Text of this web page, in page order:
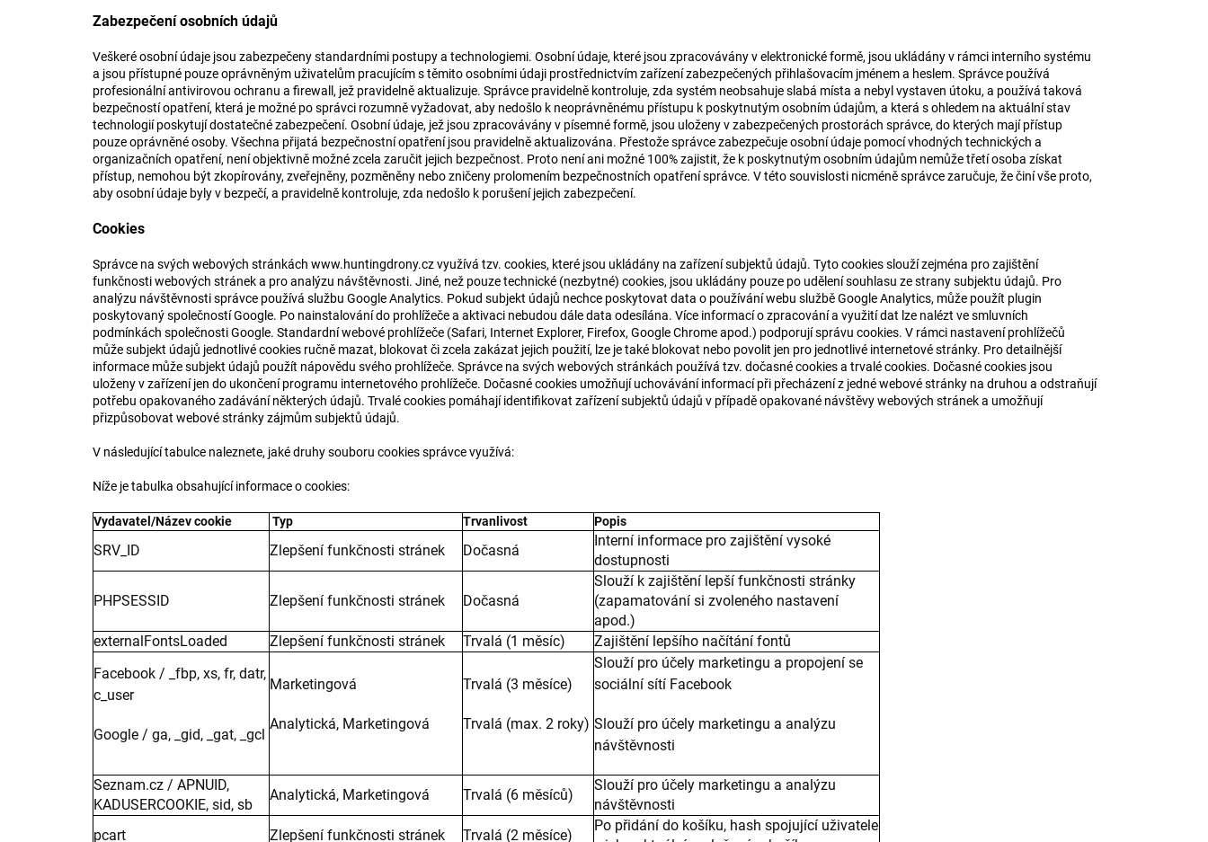
Zabezpečení osobních údajů
Veškeré osobní údaje jsou zabezpečeny standardními postupy a technologiemi. Osobní údaje, které jsou zpracovávány v elektronické formě, jsou ukládány v rámci interního systému
a jsou přístupné pouze oprávněným uživatelům pracujícím s těmito osobními údaji prostřednictvím zařízení zabezpečených přihlašovacím jménem a heslem. Správce používá
profesionální antivirovou ochranu a firewall, jež pravidelně aktualizuje. Správce pravidelně kontroluje, zda systém neobsahuje slabá místa a nebyl vystaven útoku, a používá taková
bezpečností opatření, která je možné po správci rozumně vyžadovat, aby nedošlo k neoprávněnému přístupu k poskytnutým osobním údajům, a která s ohledem na aktuální stav
technologií poskytují dostatečné zabezpečení. Osobní údaje, jež jsou zpracovávány v písemné formě, jsou uloženy v zabezpečených prostorách správce, do kterých mají přístup
pouze oprávněné osoby. Všechna přijatá bezpečnostní opatření jsou pravidelně aktualizována. Přestože správce zabezpečuje osobní údaje pomocí vhodných technických a
organizačních opatření, není objektivně možné zcela zaručit jejich bezpečnost. Proto není ani možné 100% zajistit, že k poskytnutým osobním údajům nemůže třetí osoba získat
přístup, nemohou být zkopírovány, zveřejněny, pozměněny nebo zničeny prolomením bezpečnostních opatření správce. V této souvislosti nicméně správce zaručuje, že činí vše proto,
aby osobní údaje byly v bezpečí, a pravidelně kontroluje, zda nedošlo k porušení jejich zabezpečení.
Cookies
Správce na svých webových stránkách www.huntingdrony.czvyužívá tzv. cookies, které jsou ukládány na zařízení subjektů údajů. Tyto cookies slouží zejména pro zajištění
funkčnosti webových stránek a pro analýzu návštěvnosti. Jiné, než pouze technické (nezbytné) cookies, jsou ukládány pouze po udělení souhlasu ze strany subjektu údajů. Pro
analýzu návštěvnosti správce používá službu Google Analytics. Pokud subjekt údajů nechce poskytovat data o používání webu službě Google Analytics, může použít plugin
poskytovaný společností Google. Po nainstalování do prohlížeče a aktivaci nebudou dále data odesílána. Více informací o zpracování a využití dat lze nalézt ve smluvních
podmínkách společnosti Google. Standardní webové prohlížeče (Safari, Internet Explorer, Firefox, Google Chrome apod.) podporují správu cookies. V rámci nastavení prohlížečů
může subjekt údajů jednotlivé cookies ručně mazat, blokovat či zcela zakázat jejich použití, lze je také blokovat nebo povolit jen pro jednotlivé internetové stránky. Pro detailnější
informace může subjekt údajů použít nápovědu svého prohlížeče. Správce na svých webových stránkách používá tzv. dočasné cookies a trvalé cookies. Dočasné cookies jsou
uloženy v zařízení jen do ukončení programu internetového prohlížeče. Dočasné cookies umožňují uchovávání informací při přecházení z jedné webové stránky na druhou a odstraňují
potřebu opakovaného zadávání některých údajů. Trvalé cookies pomáhají identifikovat zařízení subjektů údajů v případě opakované návštěvy webových stránek a umožňují
přizpůsobovat webové stránky zájmům subjektů údajů.
V následující tabulce naleznete, jaké druhy souboru cookies správce využívá:
Níže je tabulka obsahující informace o cookies:
Vydavatel/Název cookie Typ Trvanlivost Popis
SRV_ID Zlepšení funkčnosti stránek Dočasná
Interní informace pro zajištění vysoké
dostupnosti
PHPSESSID Zlepšení funkčnosti stránek Dočasná
Slouží k zajištění lepší funkčnosti stránky
(zapamatování si zvoleného nastavení
apod.)
externalFontsLoaded
Zlepšení funkčnosti stránek Trvalá (1 měsíc)
Zajištění lepšího načítání fontů
Facebook / _fbp, xs, fr, datr,
c_user
Google / ga, _gid, _gat, _gcl
Marketingová
Analytická, Marketingová
Trvalá (3 měsíce)
Trvalá (max. 2 roky)
Slouží pro účely marketingu a propojení se
sociální sítí Facebook
Slouží pro účely marketingu a analýzu
návštěvnosti
Seznam.cz / APNUID,
KADUSERCOOKIE, sid, sb
Analytická, Marketingová Trvalá (6 měsíců)
Slouží pro účely marketingu a analýzu
návštěvnosti
pcart
Zlepšení funkčnosti stránek Trvalá (2 měsíce)
Po přidání do košíku, hash spojující uživatele